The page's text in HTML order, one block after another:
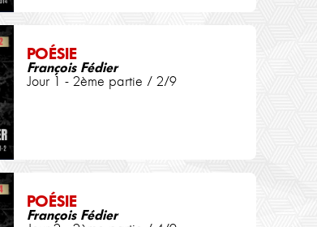
POÉSIE
François Fédier
Jour 1 - 2ème partie / 2/9
POÉSIE
François Fédier